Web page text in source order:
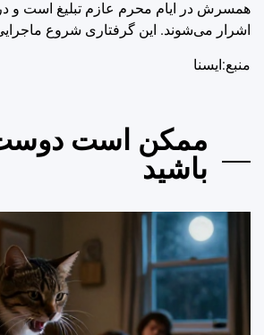
همسرش در ایام محرم عازم تبلیغ است و در
اشرار می‌شوند. این گرفتاری شروع
منبع:ایسنا
ممکن است
باشید